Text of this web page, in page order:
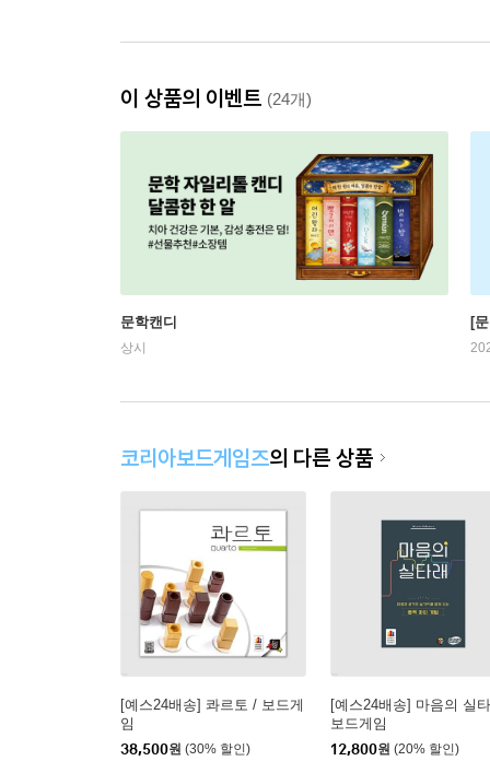
이 상품의 이벤트 (24개)
문학캔디
상시
[
코리아보드게임즈의 다른 상품
[예스24배송] 콰르토 / 보드게
임
38,500원 (30% 할인)
[예스24배송] 마음의 실
보드게임
12,800원 (20% 할인)